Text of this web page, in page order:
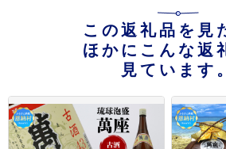
この返礼品を見
ほかにこんな返
見ています。